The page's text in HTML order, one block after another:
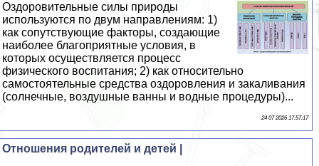
Оздоровительные силы природы
используются по двум направлениям: 1)
как сопутствующие факторы, создающие
наиболее благоприятные условия, в
которых осуществляется процесс
физического воспитания; 2) как относительно
самостоятельные средства оздоровления и закаливания
(солнечные, воздушные ванны и водные процедуры)...
24 07 2026 17:57:17
Отношения родителей и детей |